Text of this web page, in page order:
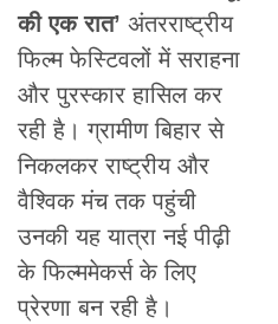
की एक रात’ अंतरराष्ट्रीय
फिल्म फेस्टिवलों में सराहना
और पुरस्कार हासिल कर
रही है। ग्रामीण बिहार से
निकलकर राष्ट्रीय और
वैश्विक मंच तक पहुंची
उनकी यह यात्रा नई पीढ़ी
के फिल्ममेकर्स के लिए
प्रेरणा बन रही है।